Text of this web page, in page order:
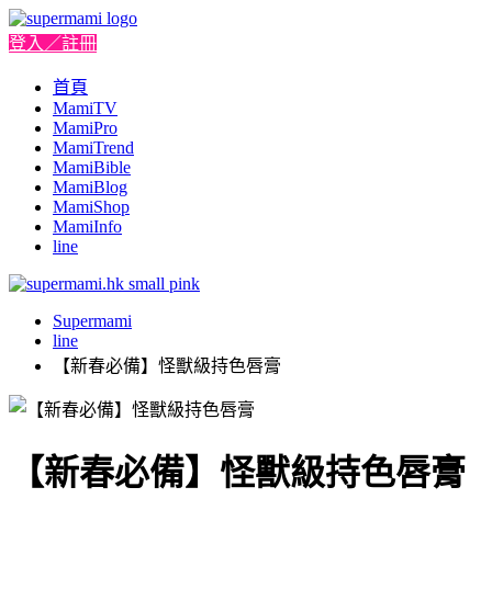
登入／註冊
首頁
MamiTV
MamiPro
MamiTrend
MamiBible
MamiBlog
MamiShop
MamiInfo
line
Supermami
line
【新春必備】怪獸級持色唇膏
【新春必備】怪獸級持色唇膏